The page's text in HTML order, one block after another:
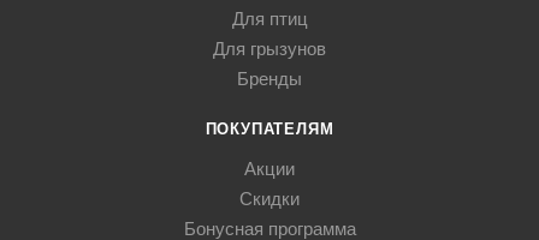
Для птиц
Для грызунов
Бренды
ПОКУПАТЕЛЯМ
Акции
Скидки
Бонусная программа